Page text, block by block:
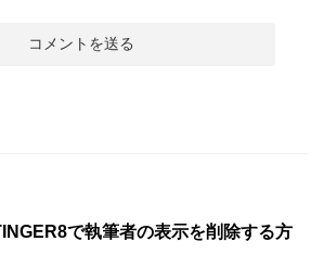
で執筆者の表示を削除する方